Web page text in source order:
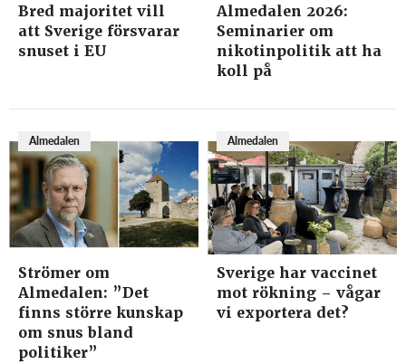
Bred majoritet vill
att Sverige försvarar
snuset i EU
Almedalen 2026:
Seminarier om
nikotinpolitik att ha
koll på
Almedalen
Strömer om
Almedalen: ”Det
finns större kunskap
om snus bland
politiker”
Almedalen
Sverige har vaccinet
mot rökning – vågar
vi exportera det?